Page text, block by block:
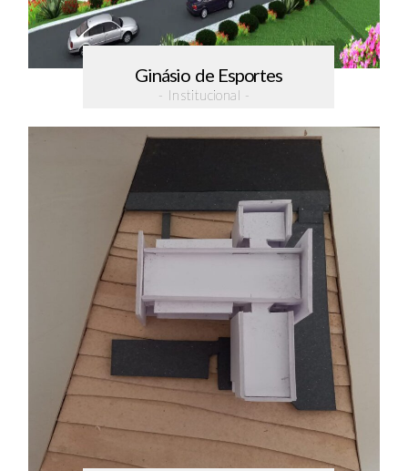
Ginásio de Esportes
- Institucional -